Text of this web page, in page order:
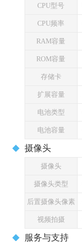
CPU型号
CPU频率
RAM容量
ROM容量
存储卡
扩展容量
电池类型
电池容量
摄像头
摄像头
摄像头类型
后置摄像头像素
视频拍摄
服务与支持